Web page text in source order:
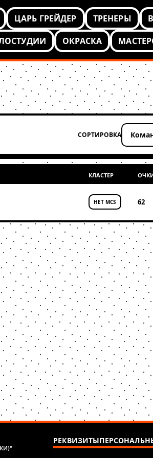
ЦАРЬ ГРЕЙДЕР ТРЕНЕРЫ
ОКРАСКА
СОРТИРОВКА
Применить сортировку
КЛАСТЕР
НЕТ MCS 62
РЕКВИЗИТЫ